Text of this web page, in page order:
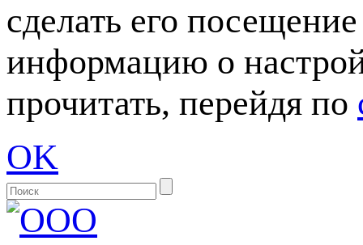
сделать его
информацию о
прочитать, перейдя по
OK